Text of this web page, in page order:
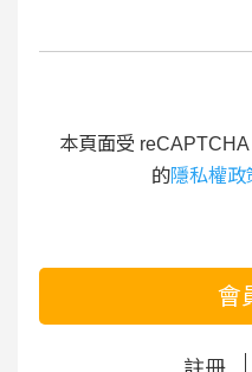
本頁面受
的隱私權政
會